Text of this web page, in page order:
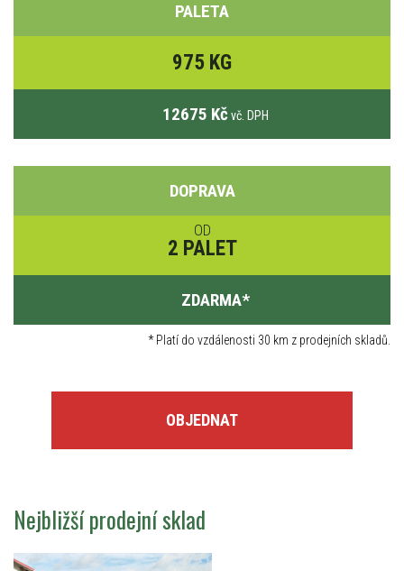
PALETA
975 KG
12675 Kč vč. DPH
DOPRAVA
OD
2 PALET
ZDARMA*
*Platí do vzdálenosti 30 km z prodejních skladů.
OBJEDNAT
Nejbližší prodejní sklad